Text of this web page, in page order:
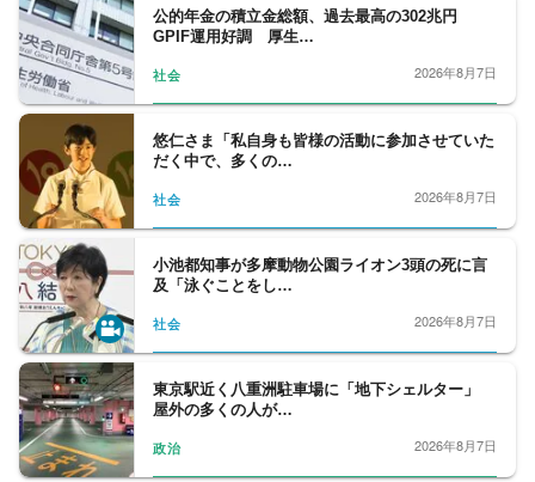
皇室の動向、都政から首都圏自治体の行政も
担当。社会問題、調査報道については、分野
の垣根を越えて取材に取り組んでいます。
公的年金の積立金総額、過去最高の302兆円
GPIF運用好調 厚生…
社会 2026年8月7日
悠仁さま「私自身も皆様の活動に参加させていた
だく中で、多くの…
社会 2026年8月7日
小池都知事が多摩動物公園ライオン3頭の死に言
及「泳ぐことをし…
社会 2026年8月7日
東京駅近く八重洲駐車場に「地下シェルター」
屋外の多くの人が…
政治 2026年8月7日